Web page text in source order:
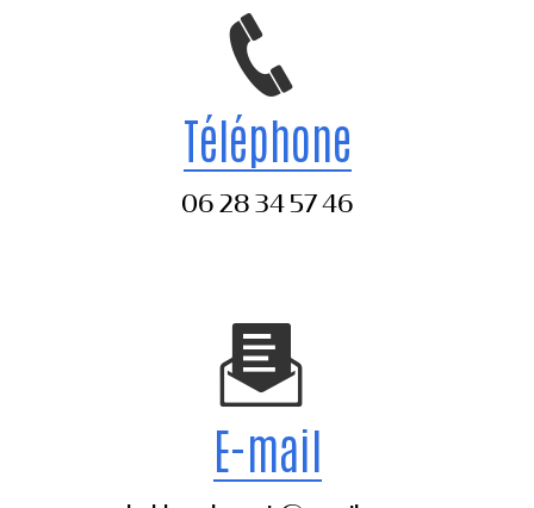
Téléphone
06 28 34 57 46
E-mail